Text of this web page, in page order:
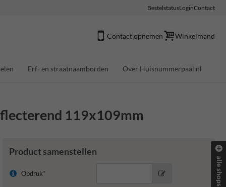
BestelstatusLoginContact
Contact opnemen Winkelmand
Erf- en straatnaamborden Over Huisnummerpaal.nl
119x109mm
Product samenstellen
Opdruk* alle shops